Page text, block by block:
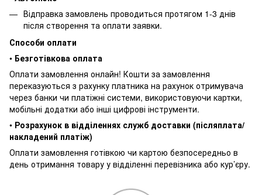
Відправка замовлень проводиться протягом 1-3 днів
після створення та оплати заявки.
Способи оплати
• Безготівкова оплата
Оплати замовлення онлайн! Кошти за замовлення
переказуються з рахунку платника на рахунок отримувача
через банки чи платіжні системи, використовуючи картки,
мобільні додатки або інші цифрові інструменти.
• Розрахунок в відділеннях служб доставки (післяплата/
накладений платіж)
Оплати замовлення готівкою чи картою безпосередньо в
день отримання товару у відділенні перевізника або кур’єру.